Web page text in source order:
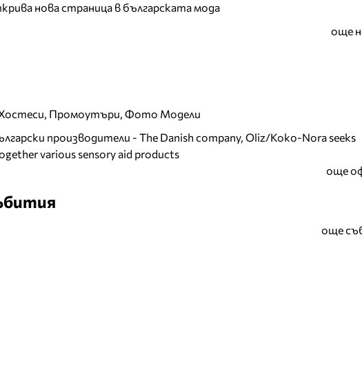
нова страница в българската мода
още
Хостеси, Промоутъри, Фото Модели
производители - The Danish company, Oliz/Koko-Nora seeks
various sensory aid products
още
още